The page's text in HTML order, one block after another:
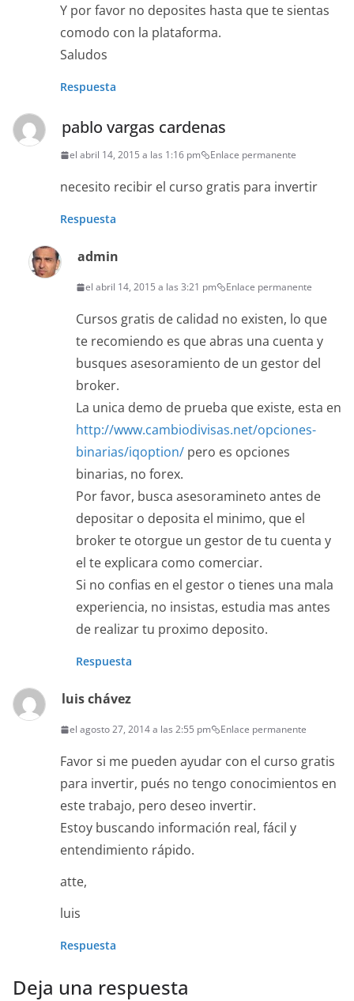
Y por favor no deposites hasta que te sientas
comodo con la plataforma.
Saludos
Respuesta
pablo vargas cardenas
el abril 14, 2015 a las 1:16 pm Enlace permanente
necesito recibir el curso gratis para invertir
Respuesta
admin
el abril 14, 2015 a las 3:21 pm Enlace permanente
Cursos gratis de calidad no existen, lo que
te recomiendo es que abras una cuenta y
busques asesoramiento de un gestor del
broker.
La unica demo de prueba que existe, esta en
http://www.cambiodivisas.net/opciones-
binarias/iqoption/ pero es opciones
binarias, no forex.
Por favor, busca asesoramineto antes de
depositar o deposita el minimo, que el
broker te otorgue un gestor de tu cuenta y
el te explicara como comerciar.
Si no confias en el gestor o tienes una mala
experiencia, no insistas, estudia mas antes
de realizar tu proximo deposito.
Respuesta
luis chávez
el agosto 27, 2014 a las 2:55 pm Enlace permanente
Favor si me pueden ayudar con el curso gratis
para invertir, pués no tengo conocimientos en
este trabajo, pero deseo invertir.
Estoy buscando información real, fácil y
entendimiento rápido.
atte,
luis
Respuesta
Deja una respuesta